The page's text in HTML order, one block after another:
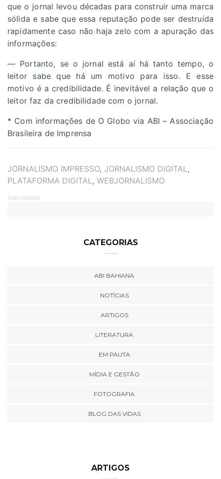
que o jornal levou décadas para construir uma marca
sólida e sabe que essa reputação pode ser destruída
rapidamente caso não haja zelo com a apuração das
informações:
— Portanto, se o jornal está aí há tanto tempo, o
leitor sabe que há um motivo para isso. E esse
motivo é a credibilidade. É inevitável a relação que o
leitor faz da credibilidade com o jornal.
* Com informações de O Globo via ABI – Associação
Brasileira de Imprensa
TAGS
JORNALISMO IMPRESSO, JORNALISMO DIGITAL,
PLATAFORMA DIGITAL, WEBJORNALISMO
PUBLICIDADE
CATEGORIAS
ABI BAHIANA
NOTÍCIAS
ARTIGOS
LITERATURA
EM PAUTA
MÍDIA E GESTÃO
FOTOGRAFIA
BLOG DAS VIDAS
ARTIGOS